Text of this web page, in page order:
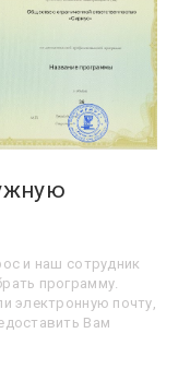
и наш сотрудник
программу.
электронную почту,
Вам